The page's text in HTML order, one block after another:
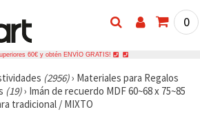
0
60€ y obtén ENVÍO GRATIS!
(2956)› Materiales para Regalos
(19)› Imán de recuerdo MDF 60~68 x 75~85
tradicional / MIXTO